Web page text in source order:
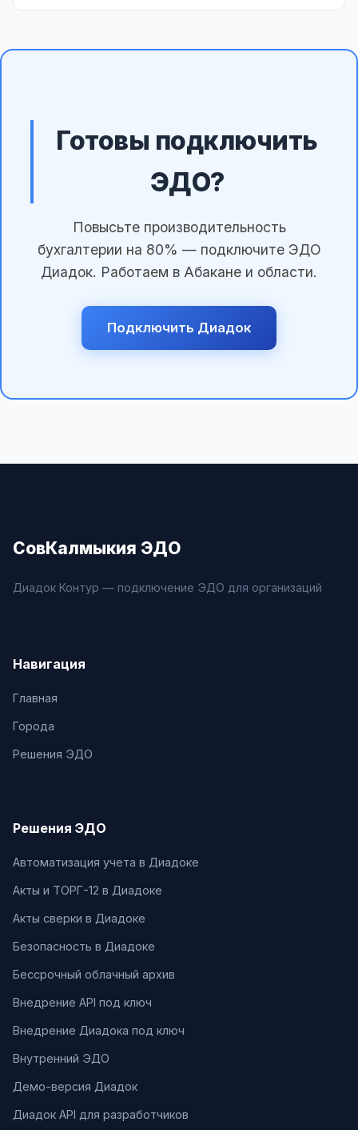
Готовы подключить
ЭДО?
Повысьте производительность
бухгалтерии на 80% — подключите ЭДО
Диадок. Работаем в Абакане и области.
Подключить Диадок
СовКалмыкия ЭДО
Диадок Контур — подключение ЭДО для организаций
Навигация
Главная
Города
Решения ЭДО
Решения ЭДО
Автоматизация учета в Диадоке
Акты и ТОРГ-12 в Диадоке
Акты сверки в Диадоке
Безопасность в Диадоке
Бессрочный облачный архив
Внедрение API под ключ
Внедрение Диадока под ключ
Внутренний ЭДО
Демо-версия Диадок
Диадок API для разработчиков